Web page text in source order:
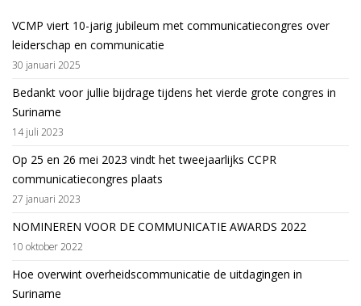
VCMP viert 10-jarig jubileum met communicatiecongres over
leiderschap en communicatie
30 januari 2025
Bedankt voor jullie bijdrage tijdens het vierde grote congres in
Suriname
14 juli 2023
Op 25 en 26 mei 2023 vindt het tweejaarlijks CCPR
communicatiecongres plaats
27 januari 2023
NOMINEREN VOOR DE COMMUNICATIE AWARDS 2022
10 oktober 2022
Hoe overwint overheidscommunicatie de uitdagingen in
Suriname